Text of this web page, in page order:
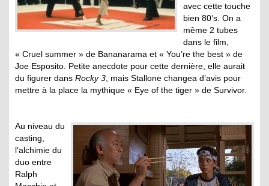
avec cette touche
bien 80’s. On a
même 2 tubes
dans le film,
« Cruel summer » de Bananarama et « You’re the best » de
Joe Esposito. Petite anecdote pour cette dernière, elle aurait
du figurer dans Rocky 3, mais Stallone changea d’avis pour
mettre à la place la mythique « Eye of the tiger » de Survivor.
Au niveau du
casting,
l’alchimie du
duo entre
Ralph